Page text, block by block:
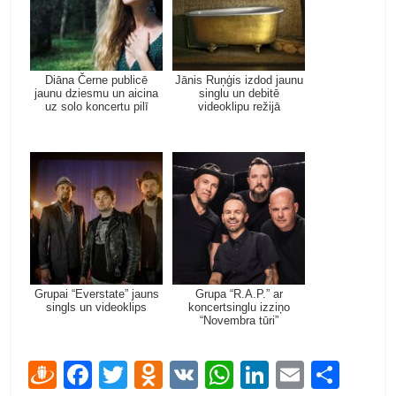
Diāna Černe publicē
jaunu dziesmu un aicina
uz solo koncertu pilī
Jānis Ruņģis izdod jaunu
singlu un debitē
videoklipu režijā
Grupai “Everstate” jauns
singls un videoklips
Grupa “R.A.P.” ar
koncertsinglu izziņo
“Novembra tūri”
D F T O V W Li E